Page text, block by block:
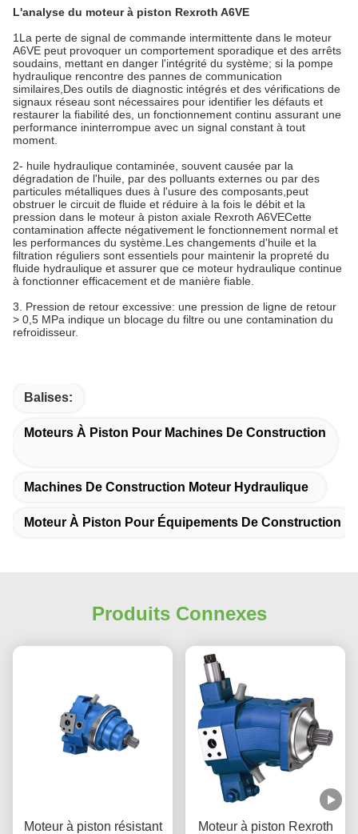
L'analyse du moteur à piston Rexroth A6VE
1La perte de signal de commande intermittente dans le moteur
A6VE peut provoquer un comportement sporadique et des arrêts
soudains, mettant en danger l'intégrité du système; si la pompe
hydraulique rencontre des pannes de communication
similaires,Des outils de diagnostic intégrés et des vérifications de
signaux réseau sont nécessaires pour identifier les défauts et
restaurer la fiabilité des, un fonctionnement continu assurant une
performance ininterrompue avec un signal constant à tout
moment.
2- huile hydraulique contaminée, souvent causée par la
dégradation de l'huile, par des polluants externes ou par des
particules métalliques dues à l'usure des composants,peut
obstruer le circuit de fluide et réduire à la fois le débit et la
pression dans le moteur à piston axiale Rexroth A6VECette
contamination affecte négativement le fonctionnement normal et
les performances du système.Les changements d'huile et la
filtration réguliers sont essentiels pour maintenir la propreté du
fluide hydraulique et assurer que ce moteur hydraulique continue
à fonctionner efficacement et de manière fiable.
3. Pression de retour excessive: une pression de ligne de retour
> 0,5 MPa indique un blocage du filtre ou une contamination du
refroidisseur.
Balises:
Moteurs À Piston Pour Machines De Construction
Machines De Construction Moteur Hydraulique
Moteur À Piston Pour Équipements De Construction
Produits Connexes
Moteur à piston résistant Moteur à piston Rexroth